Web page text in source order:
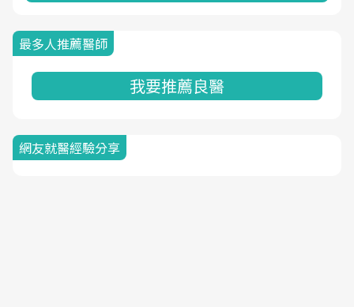
最多人推薦醫師
我要推薦良醫
網友就醫經驗分享